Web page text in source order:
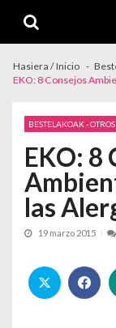
Hasiera / Inicio
EKO: 8 Consejos
BESTELAKOAK - OTROS
EKO: 8
las
19 marzo 2015